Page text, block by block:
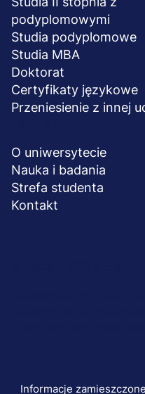
podyplomowymi
Studia podyplomowe
Studia MBA
Doktorat
Certyfikaty językowe
Przeniesienie z innej
O uniwersytecie
Nauka i badania
Strefa studenta
Kontakt
Informacje